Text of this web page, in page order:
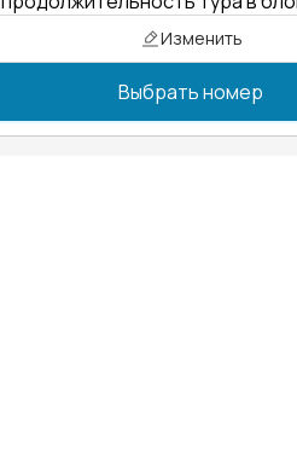
Изменить
Выбрать номер